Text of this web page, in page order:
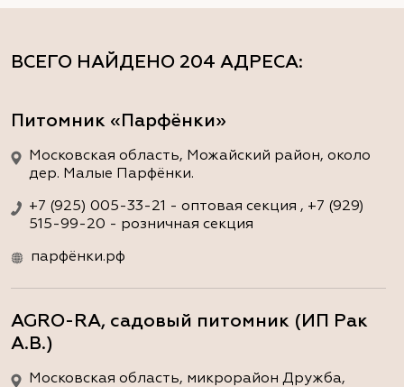
ВСЕГО НАЙДЕНО 204 АДРЕСА:
Питомник «Парфёнки»
Московская область, Можайский район, около
дер. Малые Парфёнки.
+7 (925) 005-33-21 - оптовая секция , +7 (929)
515-99-20 - розничная секция
парфёнки.рф
AGRO-RA, садовый питомник (ИП Рак
А.В.)
Московская область, микрорайон Дружба,